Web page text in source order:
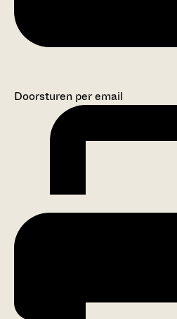
Doorsturen per email